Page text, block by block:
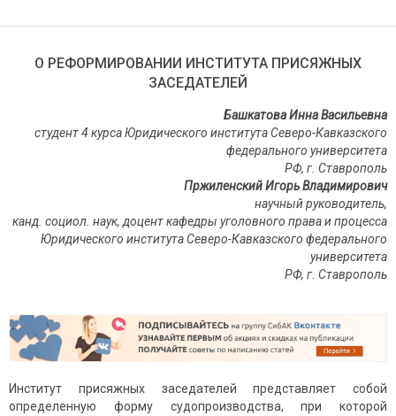
О РЕФОРМИРОВАНИИ ИНСТИТУТА ПРИСЯЖНЫХ
ЗАСЕДАТЕЛЕЙ
Башкатова Инна Васильевна
студент 4 курса Юридического института Северо-Кавказского
федерального университета
РФ, г. Ставрополь
Пржиленский Игорь Владимирович
научный руководитель,
канд. социол. наук, доцент кафедры уголовного права и процесса
Юридического института Северо-Кавказского федерального
университета
РФ, г. Ставрополь
Институт присяжных заседателей представляет собой
определенную форму судопроизводства, при которой